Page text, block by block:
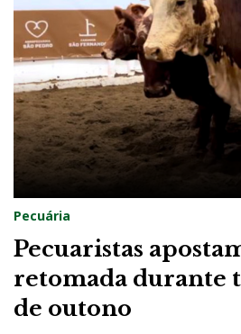
Pecuária
Pecuaristas
retomada durante
de outono